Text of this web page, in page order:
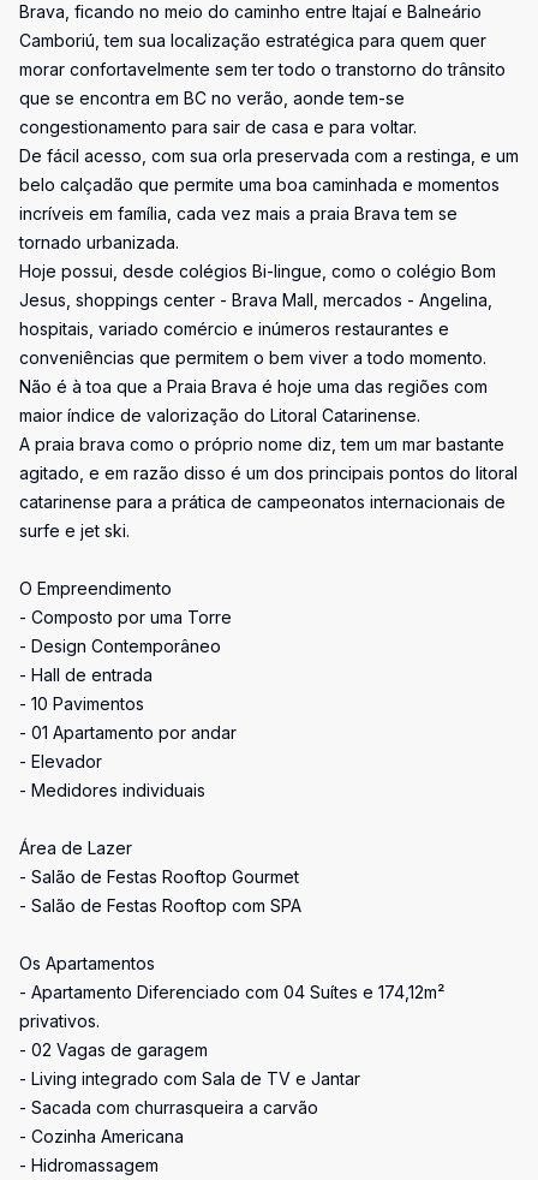
Brava, ficando no meio do caminho entre Itajaí e Balneário
Camboriú, tem sua localização estratégica para quem quer
morar confortavelmente sem ter todo o transtorno do trânsito
que se encontra em BC no verão, aonde tem-se
congestionamento para sair de casa e para voltar.
De fácil acesso, com sua orla preservada com a restinga, e um
belo calçadão que permite uma boa caminhada e momentos
incríveis em família, cada vez mais a praia Brava tem se
tornado urbanizada.
Hoje possui, desde colégios Bi-lingue, como o colégio Bom
Jesus, shoppings center - Brava Mall, mercados - Angelina,
hospitais, variado comércio e inúmeros restaurantes e
conveniências que permitem o bem viver a todo momento.
Não é à toa que a Praia Brava é hoje uma das regiões com
maior índice de valorização do Litoral Catarinense.
A praia brava como o próprio nome diz, tem um mar bastante
agitado, e em razão disso é um dos principais pontos do litoral
catarinense para a prática de campeonatos internacionais de
surfe e jet ski.
O Empreendimento
- Composto por uma Torre
- Design Contemporâneo
- Hall de entrada
- 10 Pavimentos
- 01 Apartamento por andar
- Elevador
- Medidores individuais
Área de Lazer
- Salão de Festas Rooftop Gourmet
- Salão de Festas Rooftop com SPA
Os Apartamentos
- Apartamento Diferenciado com 04 Suítes e 174,12m²
privativos.
- 02 Vagas de garagem
- Living integrado com Sala de TV e Jantar
- Sacada com churrasqueira a carvão
- Cozinha Americana
- Hidromassagem